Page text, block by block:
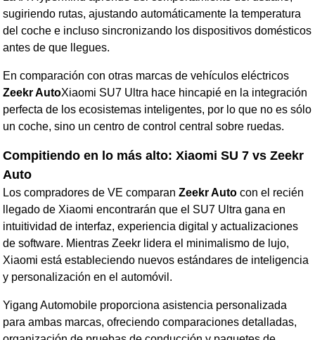
sugiriendo rutas, ajustando automáticamente la temperatura
del coche e incluso sincronizando los dispositivos domésticos
antes de que llegues.
En comparación con otras marcas de vehículos eléctricos
Zeekr AutoXiaomi SU7 Ultra hace hincapié en la integración
perfecta de los ecosistemas inteligentes, por lo que no es sólo
un coche, sino un centro de control central sobre ruedas.
Compitiendo en lo más alto: Xiaomi SU 7 vs Zeekr
Auto
Los compradores de VE comparanZeekr Auto con el recién
llegado de Xiaomi encontrarán que el SU7 Ultra gana en
intuitividad de interfaz, experiencia digital y actualizaciones
de software. Mientras Zeekr lidera el minimalismo de lujo,
Xiaomi está estableciendo nuevos estándares de inteligencia
y personalización en el automóvil.
Yigang Automobile proporciona asistencia personalizada
para ambas marcas, ofreciendo comparaciones detalladas,